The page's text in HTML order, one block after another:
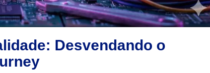
Desvendando o